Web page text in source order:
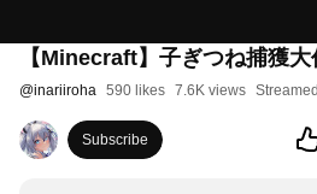
【Minecraft】子ぎつね捕獲大
@inariiroha 590 likes 7.6K views
Subscribe